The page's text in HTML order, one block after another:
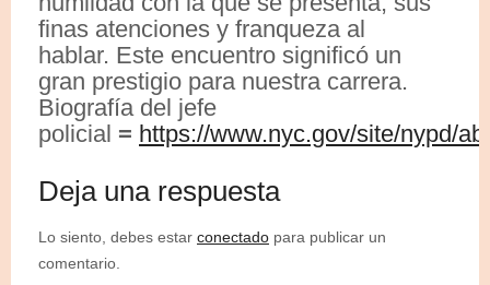
finas atenciones y franqueza al
hablar. Este encuentro significó un
gran prestigio para nuestra carrera.
Biografía del jefe
policial = https://www.nyc.gov/site/nypd/
Deja una respuesta
Lo siento, debes estar conectado para publicar un
comentario.